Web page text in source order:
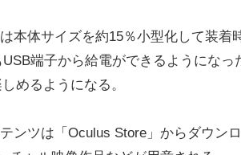
本体サイズを約15％小型化して装着
端子から給電ができるようにな
めるようになる。
ンツは「Oculus Store」からダウン